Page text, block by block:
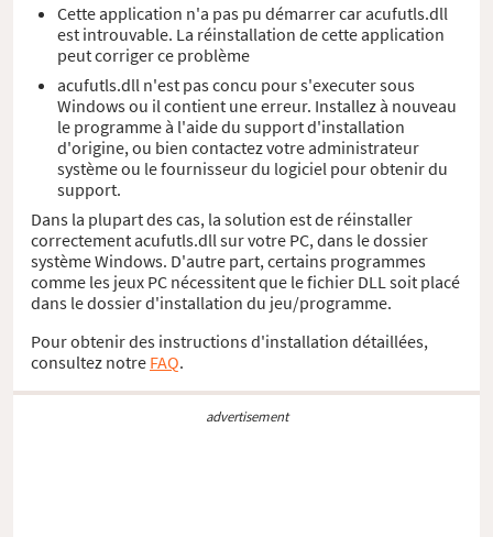
Cette application n'a pas pu démarrer car acufutls.dll
est introuvable. La réinstallation de cette application
peut corriger ce problème
acufutls.dll n'est pas concu pour s'executer sous
Windows ou il contient une erreur. Installez à nouveau
le programme à l'aide du support d'installation
d'origine, ou bien contactez votre administrateur
système ou le fournisseur du logiciel pour obtenir du
support.
Dans la plupart des cas, la solution est de réinstaller
correctement acufutls.dll sur votre PC, dans le dossier
système Windows. D'autre part, certains programmes
comme les jeux PC nécessitent que le fichier DLL soit placé
dans le dossier d'installation du jeu/programme.
Pour obtenir des instructions d'installation détaillées,
consultez notre FAQ.
advertisement